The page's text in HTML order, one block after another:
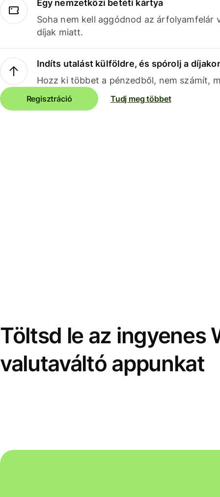
Egy nemzetközi betéti kártya
Soha nem kell aggódnod az árfolyamfelár
díjak miatt.
Indíts utalást külföldre, és spórolj a
Hozz ki többet a pénzedből, nem számít,
Regisztráció Tudj meg többet
Töltsd le az ingyenes
valutaváltó appunkat